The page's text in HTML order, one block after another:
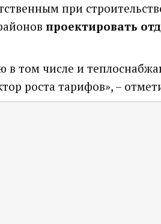
при
проектировать
в том числе и
роста тарифов», –